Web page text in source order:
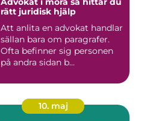
rätt juridisk hjälp
Att anlita en advokat handlar
sällan bara om paragrafer.
Ofta befinner sig personen
på andra sidan b...
10. maj